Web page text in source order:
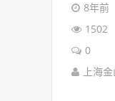
8年前
1502
0
上海